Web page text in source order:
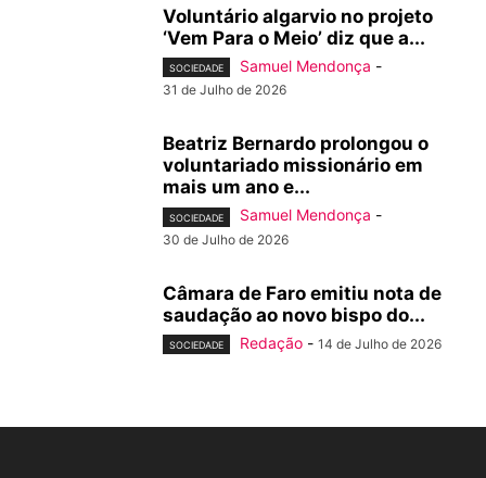
Voluntário algarvio no projeto
‘Vem Para o Meio’ diz que a...
SOCIEDADE Samuel Mendonça -
31 de Julho de 2026
Beatriz Bernardo prolongou o
voluntariado missionário em
mais um ano e...
SOCIEDADE Samuel Mendonça -
30 de Julho de 2026
Câmara de Faro emitiu nota de
saudação ao novo bispo do...
SOCIEDADE Redação - 14 de Julho de 2026